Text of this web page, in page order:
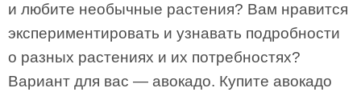
и любите необычные растения? Вам нравится
экспериментировать и узнавать подробности
о разных растениях и их потребностях?
Вариант для вас — авокадо. Купите авокадо